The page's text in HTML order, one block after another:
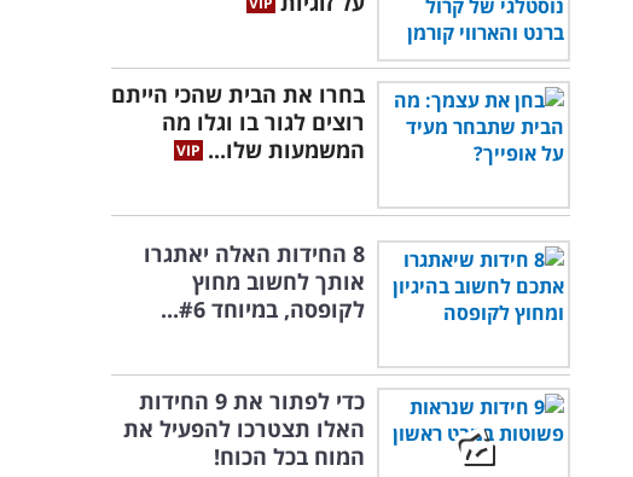
בחרו את הבית שהכי הייתם
רוצים לגור בו וגלו מה
המשמעות שלו...
8 החידות האלה יאתגרו
אותך לחשוב מחוץ
לקופסה, במיוחד #6...
כדי לפתור את 9 החידות
האלו תצטרכו להפעיל את
המוח בכל הכוח!